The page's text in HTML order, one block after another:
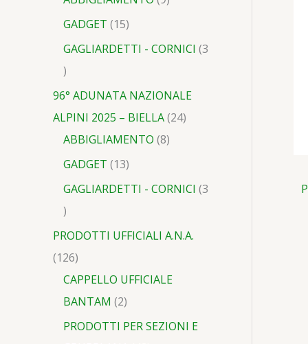
GADGET 15
GAGLIARDETTI - CORNICI 3
96° ADUNATA NAZIONALE
ALPINI 2025 – BIELLA 24
ABBIGLIAMENTO 8
GADGET 13
GAGLIARDETTI - CORNICI 3
PRODOTTI UFFICIALI A.N.A.
126
CAPPELLO UFFICIALE
BANTAM 2
PRODOTTI PER SEZIONI E